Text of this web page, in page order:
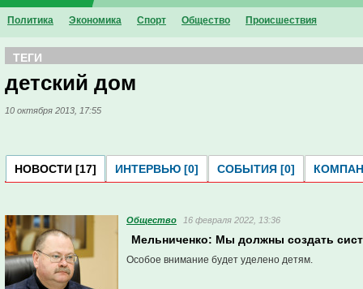
Политика Экономика Спорт Общество Проиcшествия
ТЕГИ
детский дом
10 октября 2013, 17:55
НОВОСТИ [17] ИНТЕРВЬЮ [0] СОБЫТИЯ [0]
Общество 16 февраля 2022, 13:36
Мельниченко: Мы должны создать
Особое внимание будет уделено детям.